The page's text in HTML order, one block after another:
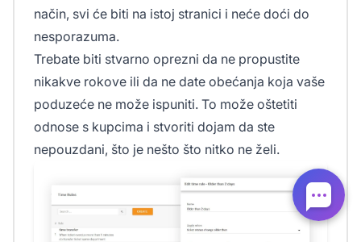
način, svi će biti na istoj stranici i neće doći do
nesporazuma.
Trebate biti stvarno oprezni da ne propustite
nikakve rokove ili da ne date obećanja koja vaše
poduzeće ne može ispuniti. To može oštetiti
odnose s kupcima i stvoriti dojam da ste
nepouzdani, što je nešto što nitko ne želi.